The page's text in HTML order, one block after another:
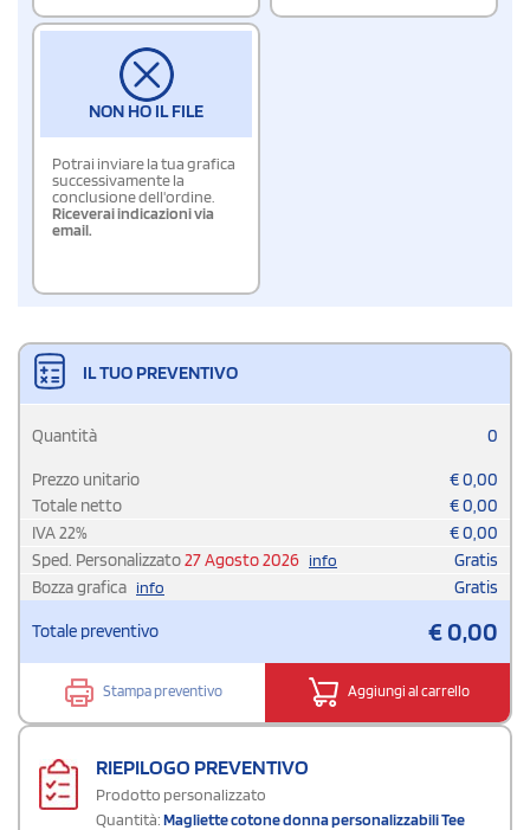
NON HO IL FILE
Potrai inviare la tua grafica
successivamente la
conclusione dell'ordine.
Riceverai indicazioni via
email.
IL TUO PREVENTIVO
Quantità 0
Prezzo unitario €0,00
Totale netto
€0,00
IVA22% €0,00
Sped. Personalizzato27 Agosto 2026 info
Gratis
Bozza grafica info Gratis
Totale preventivo €0,00
Stampa preventivo Aggiungi al carrello
RIEPILOGO PREVENTIVO
Prodotto personalizzato
Quantità:Magliette cotone donna personalizzabili Tee